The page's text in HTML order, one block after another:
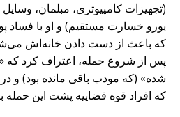
یورو خسارت مستقیم) و او با فساد
که باعث از دست دادن خانه‌اش
پس از شروع حمله، اعتراف کرد که
شده
(که مودب باقی مانده بود) و
که افراد قوه قضاییه پشت این حمله